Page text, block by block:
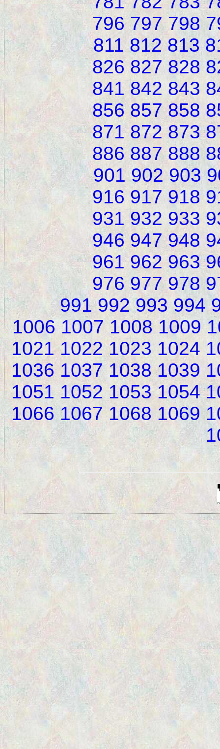
796 797 798
811 812 813
826 827 828
841 842 843
856 857 858
871 872 873
886 887 888
901 902 903
916 917 918
931 932 933
946 947 948
961 962 963
976 977 978
991 992 993 994
1006 1007 1008 1009
1021 1022 1023 1024
1036 1037 1038 1039
1051 1052 1053 1054
1066 1067 1068 1069